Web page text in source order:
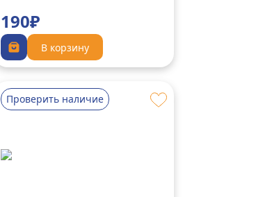
190₽
В корзину
Проверить наличие